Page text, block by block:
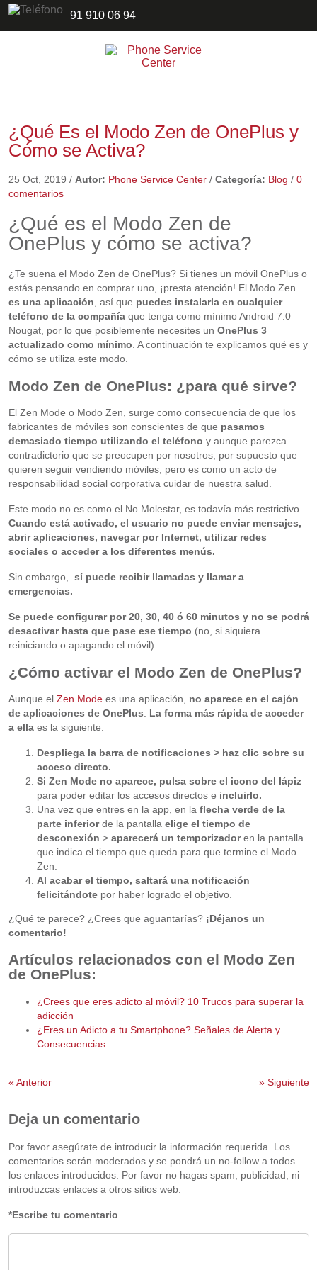
91 910 06 94
¿Qué Es el Modo Zen de OnePlus y
Cómo se Activa?
25 Oct, 2019 / Autor: Phone Service Center/ Categoría: Blog / 0
comentarios
¿Qué es el Modo Zen de
OnePlus y cómo se activa?
¿Te suena el Modo Zen de OnePlus? Si tienes un móvil OnePlus o
estás pensando en comprar uno, ¡presta atención! El Modo Zen
es una aplicación, así que puedes instalarla en cualquier
teléfono de la compañíaque tenga como mínimo Android 7.0
Nougat, por lo que posiblemente necesites un OnePlus 3
actualizado como mínimo. A continuación te explicamos qué es y
cómo se utiliza este modo.
Modo Zen de OnePlus: ¿para qué sirve?
El Zen Mode o Modo Zen, surge como consecuencia de que los
fabricantes de móviles son conscientes de que pasamos
demasiado tiempo utilizando el teléfono y aunque parezca
contradictorio que se preocupen por nosotros, por supuesto que
quieren seguir vendiendo móviles, pero es como un acto de
responsabilidad social corporativa cuidar de nuestra salud.
Este modo no es como el No Molestar, es todavía más restrictivo.
Cuando está activado, el usuario no puede enviar mensajes,
abrir aplicaciones, navegar por Internet, utilizar redes
sociales o acceder a los diferentes menús.
Sin embargo,
sí puede recibir llamadas y llamar a
emergencias.
Se puede configurar por 20, 30, 40 ó 60 minutos y no se podrá
desactivar hasta que pase ese tiempo (no, si siquiera
reiniciando o apagando el móvil).
¿Cómo activar el Modo Zen de OnePlus?
Aunque el Zen Modees una aplicación, no aparece en el cajón
de aplicaciones de OnePlus
La forma más rápida de acceder
a ellaes la siguiente:
Despliega la barra de notificaciones > haz clic sobre su
acceso directo.
Si Zen Mode no aparece, pulsa sobre el icono del lápiz
para poder editar los accesos directos e incluirlo.
Una vez que entres en la app, en la flecha verde de la
parte inferiorde la pantalla elige el tiempo de
desconexión > aparecerá un temporizadoren la pantalla
que indica el tiempo que queda para que termine el Modo
Zen.
Al acabar el tiempo, saltará una notificación
felicitándotepor haber logrado el objetivo.
¿Qué te parece? ¿Crees que aguantarías? ¡Déjanos un
comentario!
Artículos relacionados con el Modo Zen
de OnePlus:
¿Crees que eres adicto al móvil? 10 Trucos para superar la
adicción
¿Eres un Adicto a tu Smartphone? Señales de Alerta y
Consecuencias
« Anterior »Siguiente
Deja un comentario
Por favor asegúrate de introducir la información requerida. Los
comentarios serán moderados y se pondrá un no-follow a todos
los enlaces introducidos. Por favor no hagas spam, publicidad, ni
introduzcas enlaces a otros sitios web.
*Escribe tu comentario